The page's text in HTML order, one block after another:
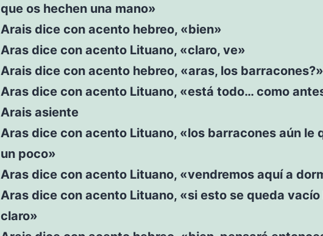
que os hechen una mano»
Arais dice con acento hebreo, «bien»
Aras dice con acento Lituano, «claro, ve»
Arais dice con acento hebreo, «aras, los barracones?»
Aras dice con acento Lituano, «está todo… como
Arais asiente
Aras dice con acento Lituano, «los barracones aún le
un poco»
Aras dice con acento Lituano, «vendremos aquí a
Aras dice con acento Lituano, «si esto se queda vacío
claro»